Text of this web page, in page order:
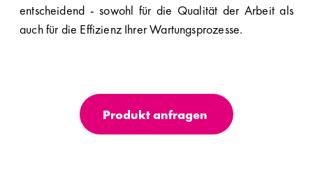
entscheidend - sowohl für die Qualität der Arbeit als
auch für die Effizienz Ihrer Wartungsprozesse.
Produkt anfragen